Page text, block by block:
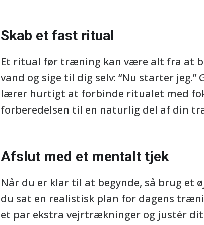
Skab et fast ritual
Et ritual før træning kan være alt fra at
vand og sige til dig selv: “Nu starter
lærer hurtigt at forbinde ritualet med
forberedelsen til en naturlig del af din
Afslut med et mentalt tjek
Når du er klar til at begynde, så brug et
du sat en realistisk plan for dagens
et par ekstra vejrtrækninger og justér dit